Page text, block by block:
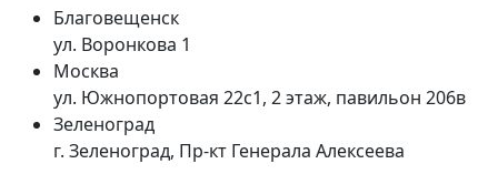
Благовещенск
ул. Воронкова 1
Москва
ул. Южнопортовая 22с1, 2 этаж, павильон 206в
Зеленоград
г. Зеленоград, Пр-кт Генерала Алексеева